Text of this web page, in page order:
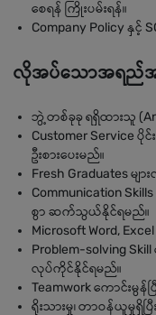
စေရန် ကြိုးပမ်းရန်။
Company Policy နှင့်
လိုအပ်သောအရည်အ
ဘွဲ့တစ်ခုခု ရရှိထားသူ
Customer
ဦးစားပေးမည်။
Fresh Graduates မ
Communication Skills
စွာ ဆက်သွယ်နိုင်ရမည်။
Microsoft Word,
Problem-solving
လုပ်ကိုင်နိုင်ရမည်။
Teamwork ကောင်းမွ
ရိုးသားမှု၊ တာဝန်ယူမှုရှိပ